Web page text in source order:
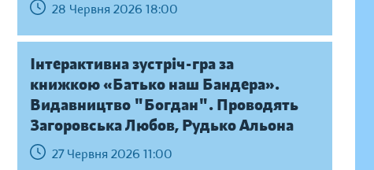
28 Червня 2026 18:00
Інтерактивна зустріч-гра за
книжкою «Батько наш Бандера».
Видавництво "Богдан". Проводять
Загоровська Любов, Рудько Альона
27 Червня 2026 11:00